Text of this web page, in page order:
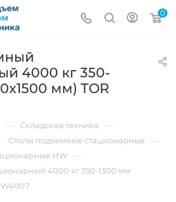
0
4000 кг 350-
мм) TOR
— Складская техника —
Столы подъемные стационарные —
HW —
4000 кг 350-1300 мм